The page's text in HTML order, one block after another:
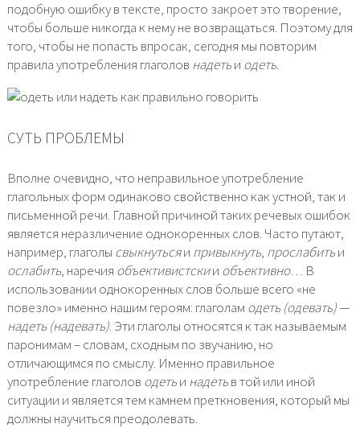
подобную ошибку в тексте, просто закроет это творение,
чтобы больше никогда к нему не возвращаться. Поэтому для
того, чтобы не попасть впросак, сегодня мы повторим
правила употребления глаголов надетьи одеть.
СУТЬ ПРОБЛЕМЫ
Вполне очевидно, что неправильное употребление
глагольных форм одинаково свойственно как устной, так и
письменной речи. Главной причиной таких речевых ошибок
является неразличение однокоренных слов. Часто путают,
например, глаголы свыкнутьсяи привыкнуть, прослабитьи
ослабить, наречия объективистскии объективно… В
использовании однокоренных слов больше всего «не
повезло» именно нашим героям: глаголам одеть (одевать)—
надеть (надевать). Эти глаголы относятся к так называемым
паронимам – словам, сходным по звучанию, но
отличающимся по смыслу. Именно правильное
употребление глаголов одетьи надетьв той или иной
ситуации и является тем камнем преткновения, который мы
должны научиться преодолевать.